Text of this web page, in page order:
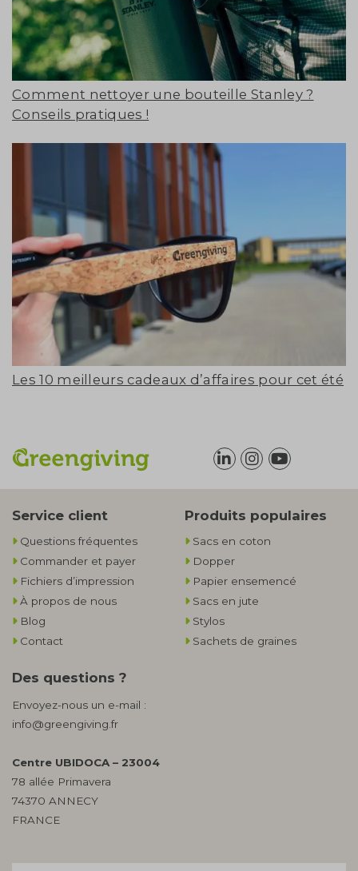
Comment nettoyer une bouteille Stanley ?
Conseils pratiques !
Les 10 meilleurs cadeaux d’affaires pour cet été
Service client
Questions fréquentes
Commander et payer
Fichiers d’impression
À propos de nous
Blog
Contact
Produits populaires
Sacs en coton
Dopper
Papier ensemencé
Sacs en jute
Stylos
Sachets de graines
Des questions ?
Envoyez-nous un e-mail :
info@greengiving.fr
Centre UBIDOCA – 23004
78 allée Primavera
74370 ANNECY
FRANCE